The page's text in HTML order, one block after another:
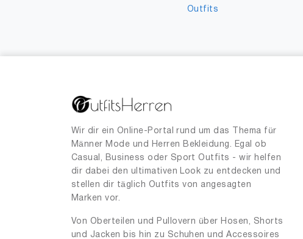
Outfits
Wir dir ein Online-Portal rund um das Thema für
Männer Mode und Herren Bekleidung. Egal ob
Casual, Business oder Sport Outfits - wir helfen
dir dabei den ultimativen Look zu entdecken und
stellen dir täglich Outfits von angesagten
Marken vor.
Von Oberteilen und Pullovern über Hosen, Shorts
und Jacken bis hin zu Schuhen und Accessoires